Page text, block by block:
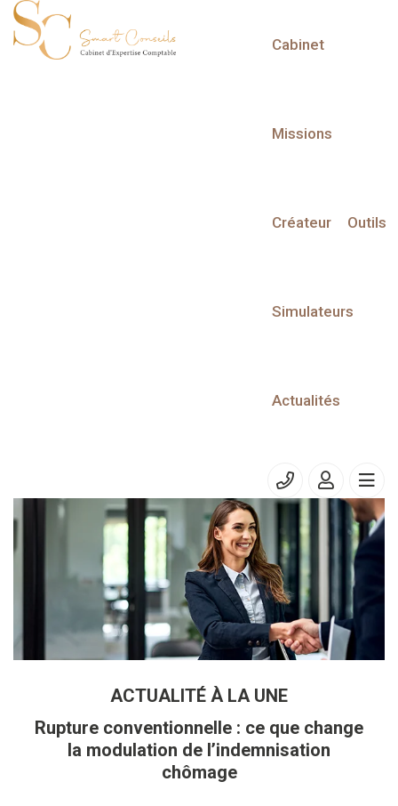
Cabinet
Missions
Créateur Outils
Simulateurs
Actualités
ACTUALITÉ À LA UNE
Rupture conventionnelle : ce que change
la modulation de l’indemnisation
chômage